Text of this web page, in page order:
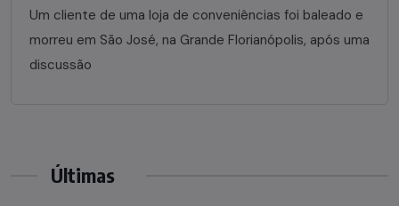
Um cliente de uma loja de conveniências foi baleado e
morreu em São José, na Grande Florianópolis, após uma
discussão
Últimas